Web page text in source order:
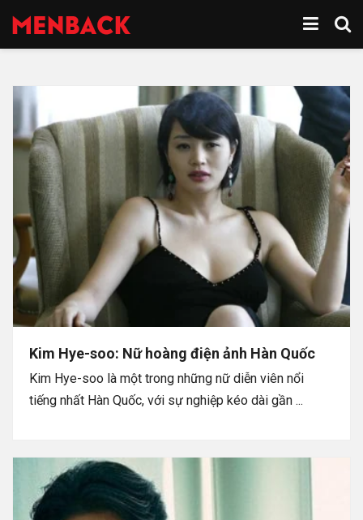
Kim Hye-soo: Nữ hoàng điện ảnh Hàn Quốc
Kim Hye-soo là một trong những nữ diễn viên nổi
tiếng nhất Hàn Quốc, với sự nghiệp kéo dài gần ...